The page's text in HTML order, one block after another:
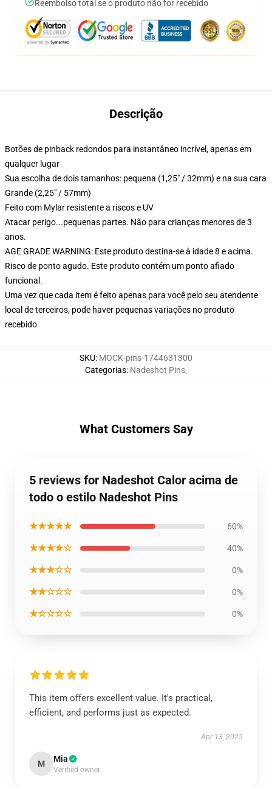
Reembolso total se o produto não for recebido
Descrição
Botões de pinback redondos para instantâneo incrível, apenas em
qualquer lugar
Sua escolha de dois tamanhos: pequena (1,25" / 32mm) e na sua cara
Grande (2,25" / 57mm)
Feito com Mylar resistente a riscos e UV
Atacar perigo...pequenas partes. Não para crianças menores de 3
anos.
AGE GRADE WARNING: Este produto destina-se à idade 8 e acima.
Risco de ponto agudo. Este produto contém um ponto afiado
funcional.
Uma vez que cada item é feito apenas para você pelo seu atendente
local de terceiros, pode haver pequenas variações no produto
recebido
SKU: MOCK-pins-1744631300
Categorias: Nadeshot Pins,
What Customers Say
5 reviews for Nadeshot Calor acima de
todo o estilo Nadeshot Pins
★★★★★ 60%
★★★★☆ 40%
★★★☆☆ 0%
★★☆☆☆ 0%
★☆☆☆☆ 0%
This item offers excellent value. It's practical,
efficient, and performs just as expected.
Apr 13, 2025
M Mia
Verified owner